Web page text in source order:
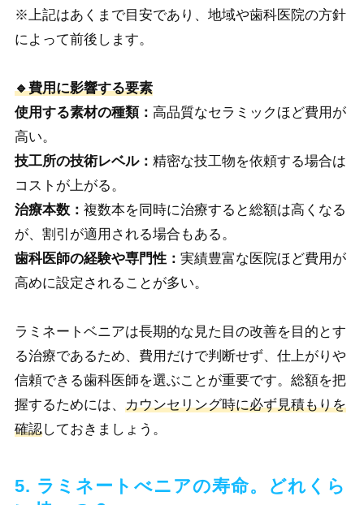
※上記はあくまで目安であり、地域や歯科医院の方針
によって前後します。
🔹費用に影響する要素
使用する素材の種類： 高品質なセラミックほど費用が
高い。
技工所の技術レベル： 精密な技工物を依頼する場合は
コストが上がる。
治療本数： 複数本を同時に治療すると総額は高くなる
が、割引が適用される場合もある。
歯科医師の経験や専門性： 実績豊富な医院ほど費用が
高めに設定されることが多い。
ラミネートベニアは長期的な見た目の改善を目的とす
る治療であるため、費用だけで判断せず、仕上がりや
信頼できる歯科医師を選ぶことが重要です。総額を把
握するためには、 カウンセリング時に必ず見積もりを
確認しておきましょう。
5. ラミネートべニアの寿命。どれくら